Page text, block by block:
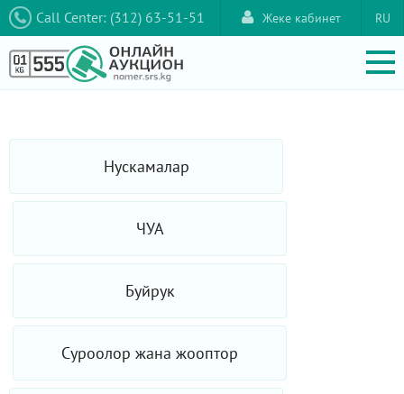
Call Center: (312) 63-51-51 RU
Жеке кабинет
Нускамалар
ЧУА
Буйрук
Суроолор жана жооптор